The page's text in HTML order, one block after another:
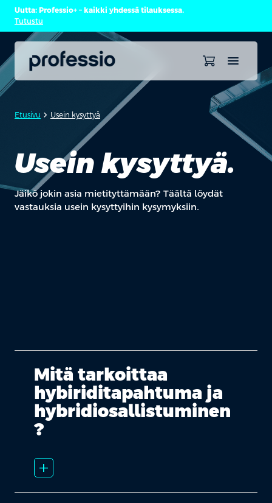
Uutta: Professio+ – kaikki yhdessä tilauksessa.
Tutustu
Etusivu chevron_forward Usein kysyttyä
Usein kysyttyä.
Jäikö jokin asia mietityttämään? Täältä löydät
vastauksia usein kysyttyihin kysymyksiin.
Mitä tarkoittaa
hybiriditapahtuma ja
hybridiosallistuminen
?
add_2